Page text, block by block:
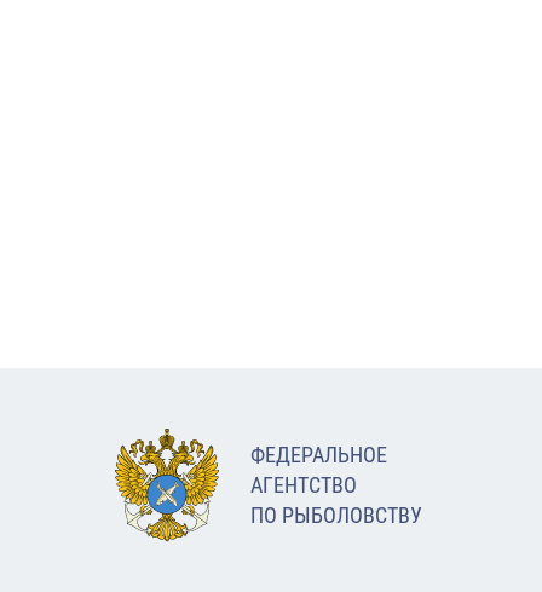
ФЕДЕРАЛЬНОЕ
АГЕНТСТВО
ПО РЫБОЛОВСТВУ